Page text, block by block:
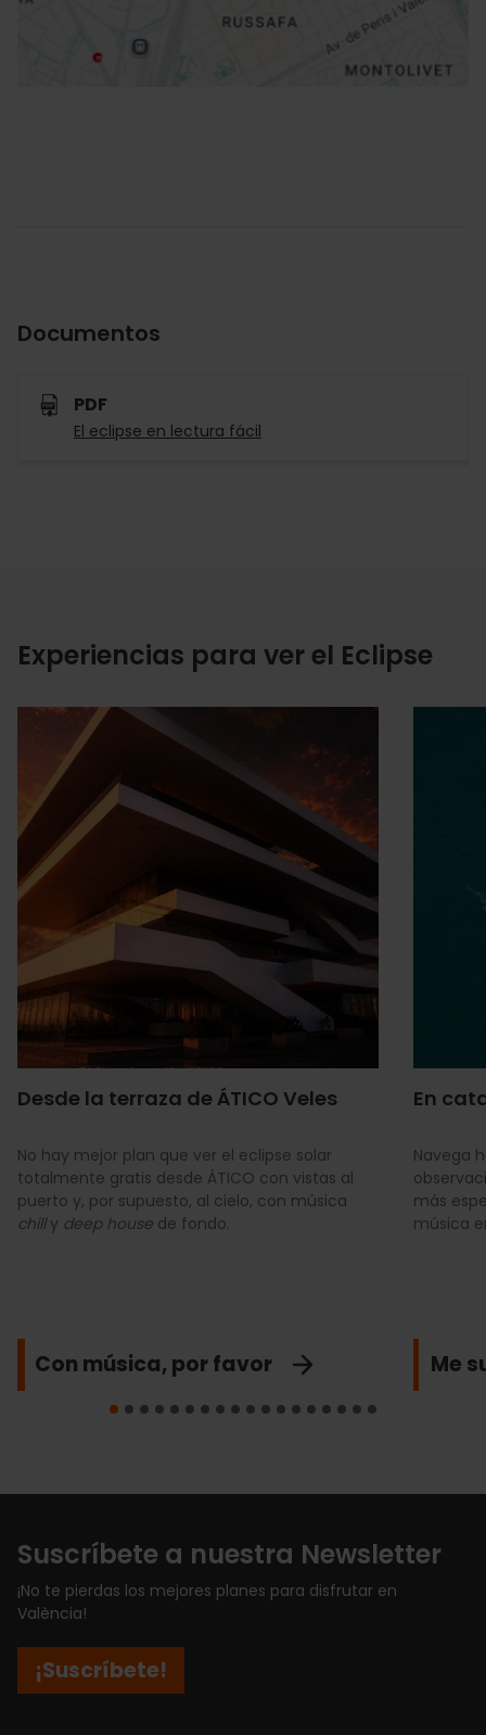
Documentos
PDF
El eclipse en lectura fácil
Experiencias para ver el Eclipse
Desde la terraza de ÁTICO Veles
No hay mejor plan que ver el eclipse solar
totalmente gratis desde ÁTICO con vistas al
puerto y, por supuesto, al cielo, con música
chilly deep house de fondo.
Con música, por favor
En
Navega
más
música
Me
Suscríbete a nuestra Newsletter
¡No te pierdas los mejores planes para disfrutar en
València!
¡Suscríbete!